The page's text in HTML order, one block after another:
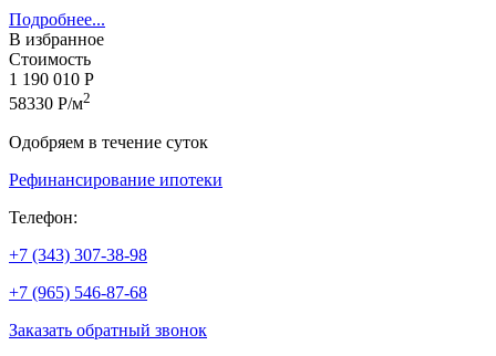
Подробнее...
В избранное
Стоимость
1 190 010 Р
58330 Р/м2
Одобряем в течение суток
Рефинансирование ипотеки
Телефон:
+7 (343) 307-38-98
+7 (965) 546-87-68
Заказать обратный звонок